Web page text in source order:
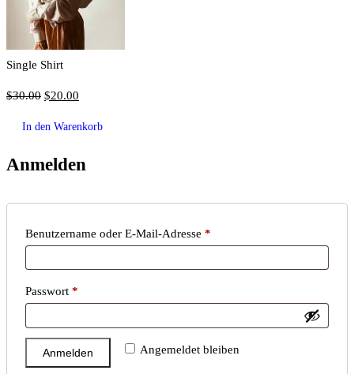
Single Shirt
$30.00 Ursprünglicher
war:
$20.00
ist:
In den Warenkorb
Anmelden
Benutzername oder E-Mail-Adresse *
Passwort *
Angemeldet bleiben
Anmelden